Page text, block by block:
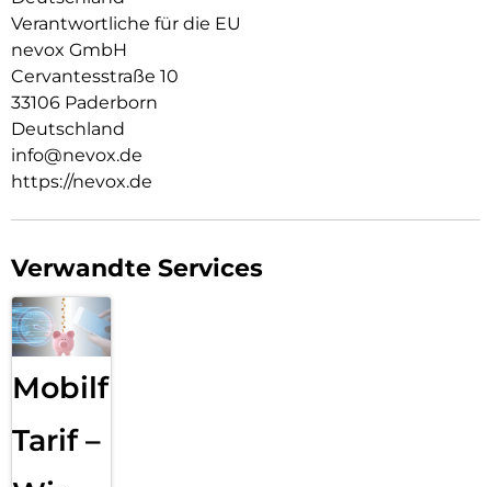
Verantwortliche für die EU
nevox GmbH
Cervantesstraße 10
33106 Paderborn
Deutschland
info@nevox.de
https://nevox.de
Verwandte Services
Mobilfunk
Tarif –